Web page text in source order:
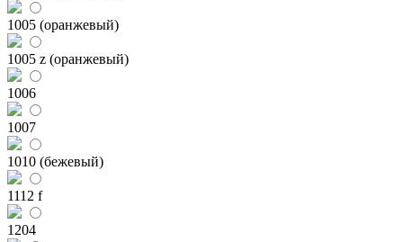
1005 (оранжевый)
1005 z (оранжевый)
1006
1007
1010 (бежевый)
1112 f
1204